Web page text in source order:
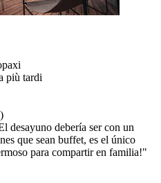
più tardi
desayuno debería ser con un
que sean buffet, es el único
para compartir en familia!"